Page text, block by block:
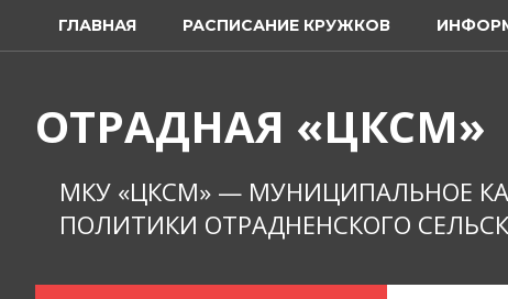
содержимому
ГЛАВНАЯ РАСПИСАНИЕ КРУЖКОВ
ОТРАДНАЯ «ЦКСМ»
МКУ «ЦКСМ» — МУНИЦИПАЛЬНОЕ
ПОЛИТИКИ ОТРАДНЕНСКОГО